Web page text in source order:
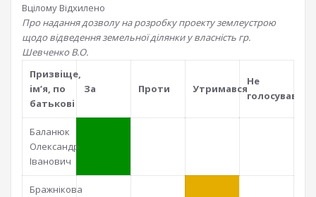
Вцілому Відхилено
Про надання дозволу на розробку проекту землеустрою
щодо відведення земельної ділянки у власність гр.
Шевченко В.О.
Призвiще,
iм’я, по
батьковi
За Проти Утримався
Не
голосував
Баланюк
Олександр
Іванович
Бражнікова